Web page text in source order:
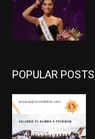
POPULAR POSTS